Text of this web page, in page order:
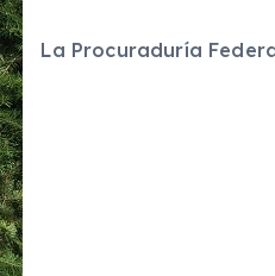
La Procuraduría